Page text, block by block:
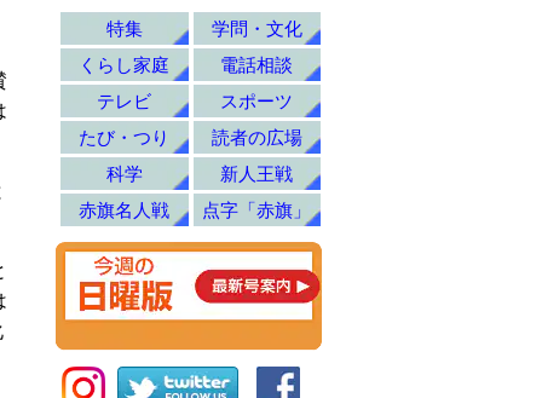
特集
学問・文化
くらし家庭
電話相談
テレビ
スポーツ
たび・つり
読者の広場
科学
新人王戦
赤旗名人戦
点字「赤旗」